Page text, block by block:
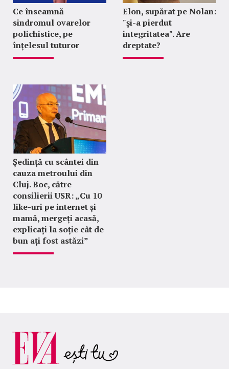
Ce înseamnă
sindromul ovarelor
polichistice, pe
înțelesul tuturor
Elon, supărat pe Nolan:
"şi-a pierdut
integritatea". Are
dreptate?
Ședință cu scântei din
cauza metroului din
Cluj. Boc, către
consilierii USR: „Cu 10
like-uri pe internet și
mamă, mergeți acasă,
explicați la soție cât de
bun ați fost astăzi”